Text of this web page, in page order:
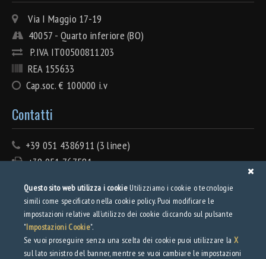
Via I Maggio 17-19
40057 - Quarto inferiore (BO)
P.IVA IT00500811203
REA 155633
Cap.soc. € 100000 i.v
Contatti
+39 051 4386911 (3 linee)
+39 051 767581
PEC: tecnolamiera@pec.wmail.it
Privacy
Privacy Policy
Questo sito web utilizza i cookieUtilizziamo i cookie o tecnologie
simili come specificato nella cookie policy. Puoi modificare le
impostazioni relative all’utilizzo dei cookie cliccando sul pulsante
"Impostazioni Cookie".
Se vuoi proseguire senza una scelta dei cookie puoi utilizzare la X
sul lato sinistro del banner, mentre se vuoi cambiare le impostazioni